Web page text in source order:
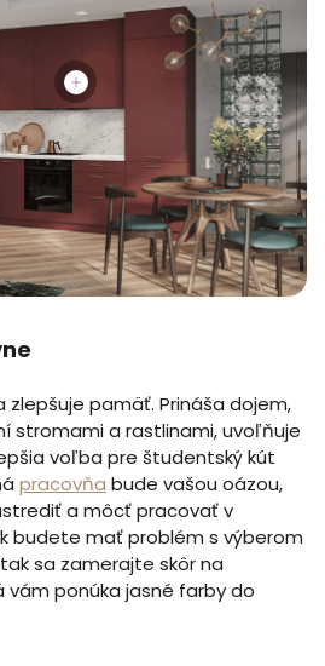
pamäť. Prináša dojem,
stromami a rastlinami, uvoľňuje
voľba pre študentský kút
pracovňa bude vašou oázou,
a môcť pracovať v
budete mať problém s výberom
sa zamerajte skôr na
vám ponúka jasné farby do